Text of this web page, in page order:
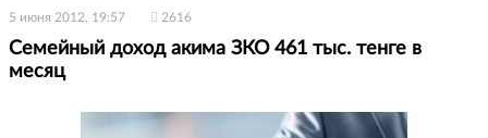
5 июня 2012, 19:57 2616
Семейный доход акима ЗКО 461 тыс. тенге в
месяц